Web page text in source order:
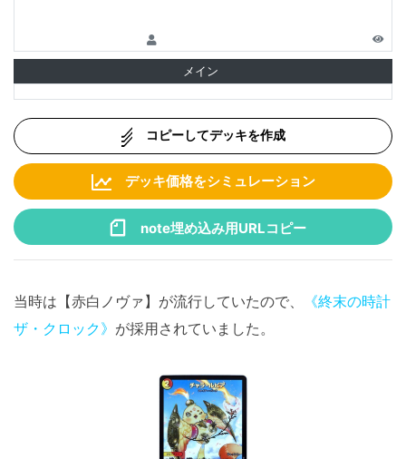
メイン
コピーしてデッキを作成
デッキ価格をシミュレーション
note埋め込み用URLコピー
当時は【赤白ノヴァ】が流行していたので、
《終末の時計
ザ・クロック》 が採用されていました。